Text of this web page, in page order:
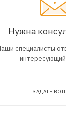
Нужна
специалисты
ЗАДАТЬ